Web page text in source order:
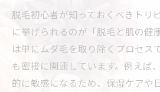
脱毛初心者が知っておくべきトリ
に挙げられるのが「脱毛と肌の健
は単にムダ毛を取り除くプロセス
も密接に関連しています。例えば
的に敏感になるため、保湿ケアや